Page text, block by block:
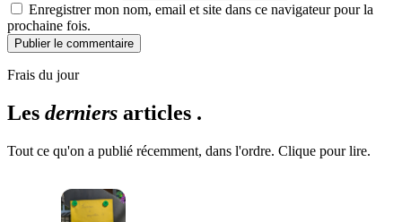
Enregistrer mon nom, email et site dans ce navigateur pour la
prochaine fois.
Publier le commentaire
Frais du jour
Les derniers articles .
Tout ce qu'on a publié récemment, dans l'ordre. Clique pour lire.